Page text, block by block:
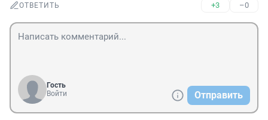
ОТВЕТИТЬ +3 –0
Гость
Войти
Отправить